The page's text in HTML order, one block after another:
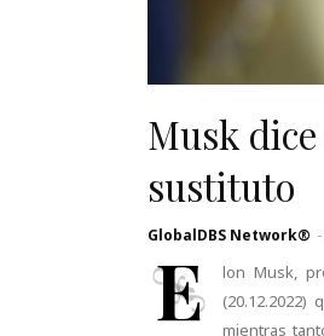
Musk
sustituto
GlobalDBS Network® -
E
lon Musk,
mientras